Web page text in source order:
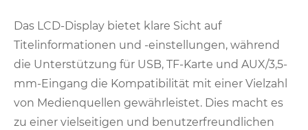
Das LCD-Display bietet klare Sicht auf
Titelinformationen und -einstellungen, während
die Unterstützung für USB, TF-Karte und AUX/3,5-
mm-Eingang die Kompatibilität mit einer Vielzahl
von Medienquellen gewährleistet. Dies macht es
zu einer vielseitigen und benutzerfreundlichen